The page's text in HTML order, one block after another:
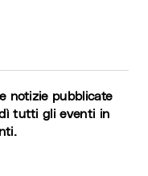
notizie pubblicate
tutti gli eventi in